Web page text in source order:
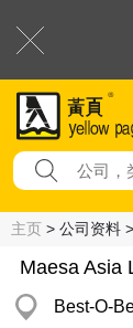
主页 > 公司资料
Maesa Asia
Best-O-